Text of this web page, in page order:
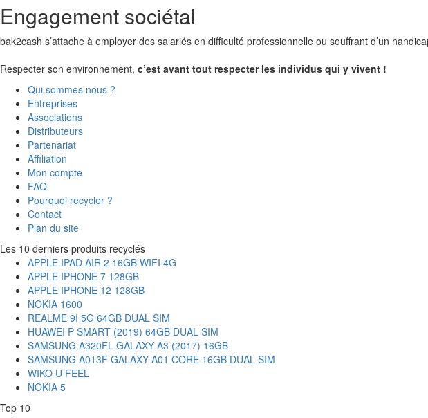
Engagement sociétal
bak2cash s’attache à employer des salariés en difficulté professionnelle ou souffrant d’un
Respecter son environnement, c’est avant tout respecter les individus qui y vivent !
Qui sommes nous ?
Entreprises
Associations
Distributeurs
Partenariat
Affiliation
Mon compte
FAQ
Pourquoi recycler ?
Contact
Plan du site
Les 10 derniers produits recyclés
APPLE IPAD AIR 2 16GB WIFI 4G
APPLE IPHONE 7 128GB
APPLE IPHONE 12 128GB
NOKIA 1600
REALME 9I 5G 64GB DUAL SIM
HUAWEI P SMART (2019) 64GB DUAL SIM
SAMSUNG A320FL GALAXY A3 (2017) 16GB
SAMSUNG A013F GALAXY A01 CORE 16GB DUAL SIM
WIKO U FEEL
NOKIA 5
Top 10